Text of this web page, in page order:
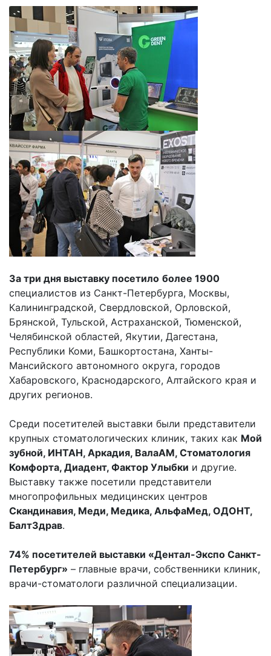
За три дня выставку посетило более 1900
специалистов из Санкт-Петербурга, Москвы,
Калининградской, Свердловской, Орловской,
Брянской, Тульской, Астраханской, Тюменской,
Челябинской областей, Якутии, Дагестана,
Республики Коми, Башкортостана, Ханты-
Мансийского автономного округа, городов
Хабаровского, Краснодарского, Алтайского края и
других регионов.
Среди посетителей выставки были представители
крупных стоматологических клиник, таких как Мой
зубной, ИНТАН, Аркадия, ВалаАМ, Стоматология
Комфорта, Диадент, Фактор Улыбки и другие.
Выставку также посетили представители
многопрофильных медицинских центров
Скандинавия, Меди, Медика, АльфаМед, ОДОНТ,
БалтЗдрав.
74% посетителей выставки «Дентал-Экспо Санкт-
Петербург» – главные врачи, собственники клиник,
врачи-стоматологи различной специализации.